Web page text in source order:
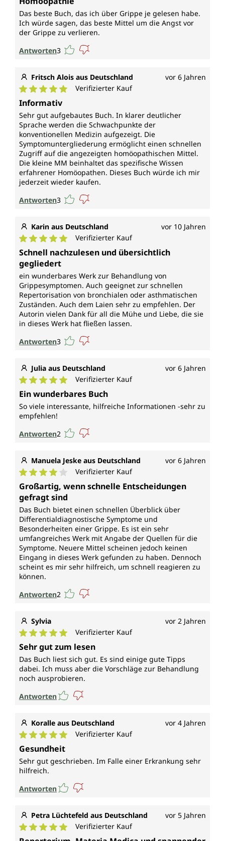
Das beste Buch, das ich über Grippe je gelesen habe.
Ich würde sagen, das beste Mittel um die Angst vor
der Grippe zu verlieren.
Antworten3
Fritsch Alois aus Deutschland vor 6 Jahren
Durchschnittliche Bewertung von 5 von 5 Sternen
Verifizierter Kauf
Informativ
Sehr gut aufgebautes Buch. In klarer deutlicher
Sprache werden die Schwachpunkte der
konventionellen Medizin aufgezeigt. Die
Symptomuntergliederung ermöglicht einen schnellen
Zugriff auf die angezeigten homöopathischen Mittel.
Die kleine MM beinhaltet das spezifische Wissen
erfahrener Homöopathen. Dieses Buch würde ich mir
jederzeit wieder kaufen.
Antworten3
Karin aus Deutschland vor 10 Jahren
Durchschnittliche Bewertung von 5 von 5 Sternen
Verifizierter Kauf
Schnell nachzulesen und übersichtlich
gegliedert
ein wunderbares Werk zur Behandlung von
Grippesymptomen. Auch geeignet zur schnellen
Repertorisation von bronchialen oder asthmatischen
Zuständen. Auch dem Laien sehr zu empfehlen. Der
Autorin vielen Dank für all die Mühe und Liebe, die sie
in dieses Werk hat fließen lassen.
Antworten3
Julia aus Deutschland vor 6 Jahren
Durchschnittliche Bewertung von 5 von 5 Sternen
Verifizierter Kauf
Ein wunderbares Buch
So viele interessante, hilfreiche Informationen -sehr zu
empfehlen!
Antworten2
Manuela Jeske aus Deutschland vor 6 Jahren
Durchschnittliche Bewertung von 4 von 5 Sternen
Verifizierter Kauf
Großartig, wenn schnelle Entscheidungen
gefragt sind
Das Buch bietet einen schnellen Überblick über
Differentialdiagnostische Symptome und
Besonderheiten einer Grippe. Es ist ein sehr
umfangreiches Werk mit Angabe der Quellen für die
Symptome. Neuere Mittel scheinen jedoch keinen
Eingang in dieses Werk gefunden zu haben. Dennoch
scheint es mir sehr hilfreich, um schnell reagieren zu
können.
Antworten2
Sylvia vor 2 Jahren
Durchschnittliche Bewertung von 5 von 5 Sternen
Verifizierter Kauf
Sehr gut zum lesen
Das Buch liest sich gut. Es sind einige gute Tipps
dabei. Ich muss aber die Vorschläge zur Behandlung
noch ausprobieren.
Antworten
Koralle aus Deutschland vor 4 Jahren
Durchschnittliche Bewertung von 5 von 5 Sternen
Verifizierter Kauf
Gesundheit
Sehr gut geschrieben. Im Falle einer Erkrankung sehr
hilfreich.
Antworten
Petra Lüchtefeld aus Deutschland vor 5 Jahren
Durchschnittliche Bewertung von 5 von 5 Sternen
Verifizierter Kauf